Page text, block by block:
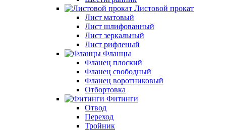
Листовой прокат
Лист матовый
Лист шлифованный
Лист зеркальный
Лист рифленый
Фланцы
Фланец плоский
Фланец свободный
Фланец воротниковый
Отбортовка
Фитинги
Отвод
Переход
Тройник